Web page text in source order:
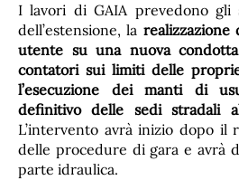
I lavori di GAIA prevedono gli
dell’estensione, la realizzazione
utente su una nuova condotta
contatori sui limiti delle
l’esecuzione dei manti di
definitivo delle sedi stradali
L’intervento avrà inizio dopo il
delle procedure di gara e avrà
parte idraulica.